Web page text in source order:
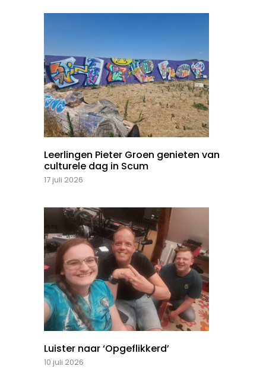
Leerlingen Pieter Groen genieten van
culturele dag in Scum
17 juli 2026
Luister naar ‘Opgeflikkerd’
10 juli 2026